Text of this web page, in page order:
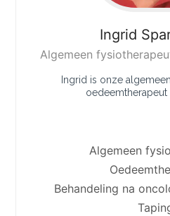
Ingrid
Algemeen
Ingrid is onze
oedeemtherapeut
Algemeen
Behandeling na